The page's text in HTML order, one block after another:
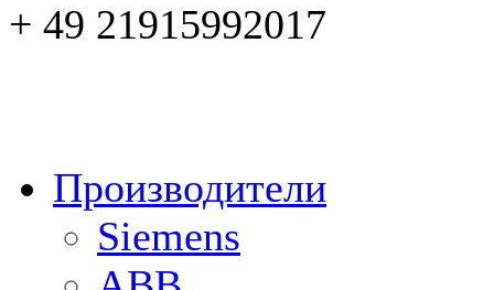
+ 49 21915992017
Производители
Siemens